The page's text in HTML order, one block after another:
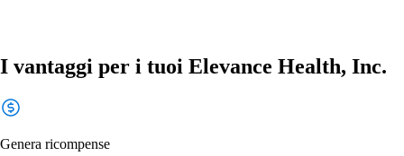
I vantaggi per i tuoi Elevance Health, Inc.
Genera ricompense